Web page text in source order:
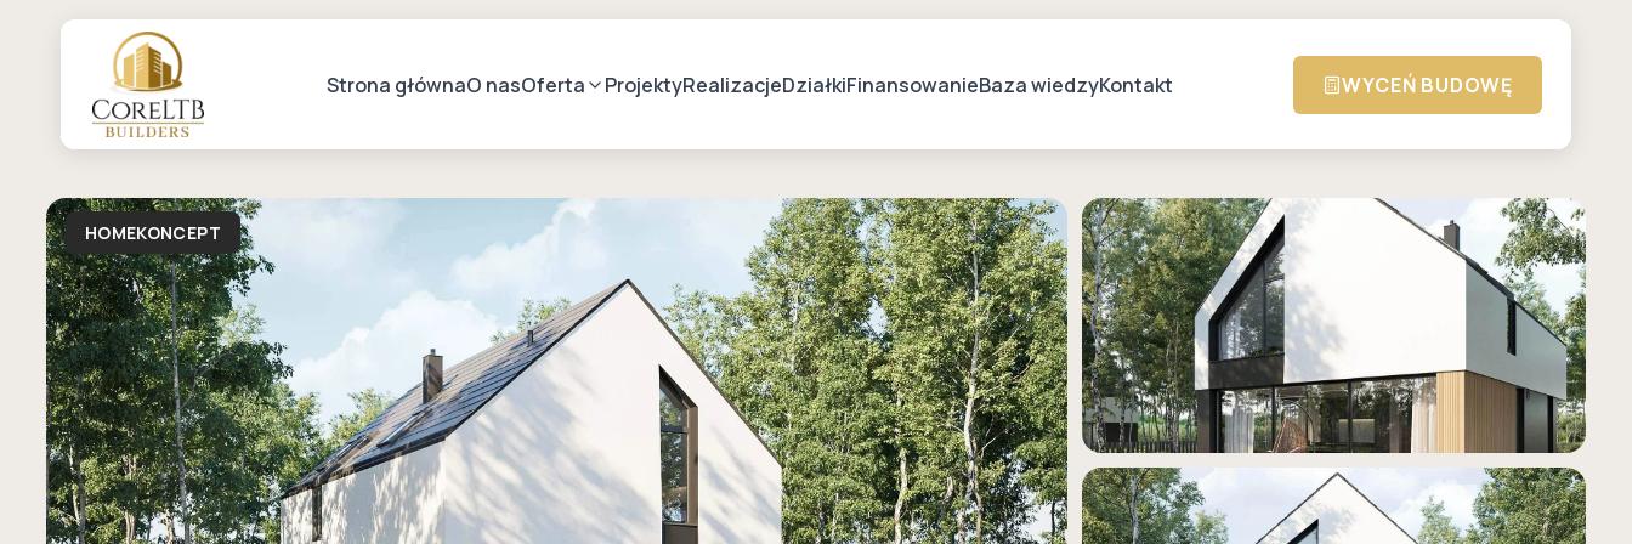
Strona głównaO nasOferta ProjektyRealizacjeDziałkiFinansowanieBaza wiedzyKontakt WYCEŃ BUDOWĘ
HOMEKONCEPT